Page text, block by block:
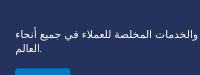
المخلصة للعملاء في جميع أنحاء
العالم.